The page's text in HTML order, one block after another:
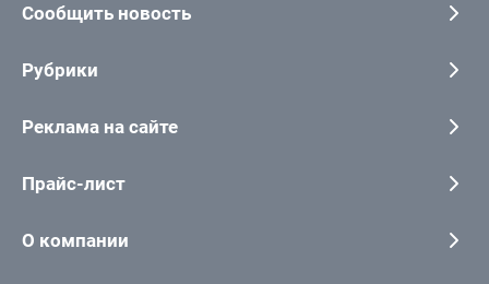
Сообщить новость
Рубрики
Реклама на сайте
Прайс-лист
О компании